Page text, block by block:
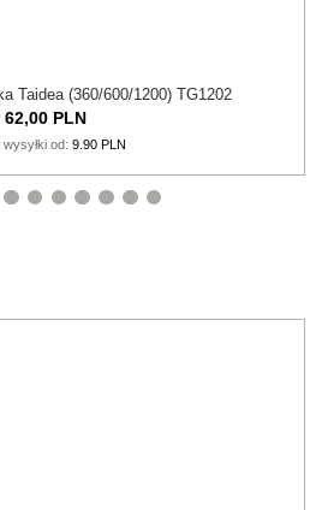
Taidea (360/600/1200) TG1202
62,00 PLN
od: 9.90 PLN